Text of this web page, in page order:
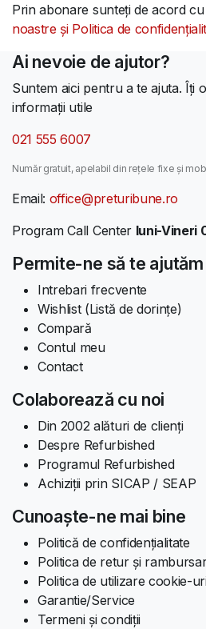
Prin abonare sunteți de acord cu
noastre și Politica de
Ai nevoie de ajutor?
Suntem aici pentru a te ajuta. Îți
informații utile
021 555 6007
Număr gratuit, apelabil din rețele fixe și
Email: office@preturibune.ro
Program Call Center luni-Vineri
Permite-ne să te ajutăm
Intrebari frecvente
Wishlist (Listă de dorințe)
Compară
Contul meu
Contact
Colaborează cu noi
Din 2002 alături de clienți
Despre Refurbished
Programul Refurbished
Achiziții prin SICAP / SEAP
Cunoaște-ne mai bine
Politică de confidențialitate
Politica de retur și
Politica de utilizare cookie-
Garantie/Service
Termeni și condiții